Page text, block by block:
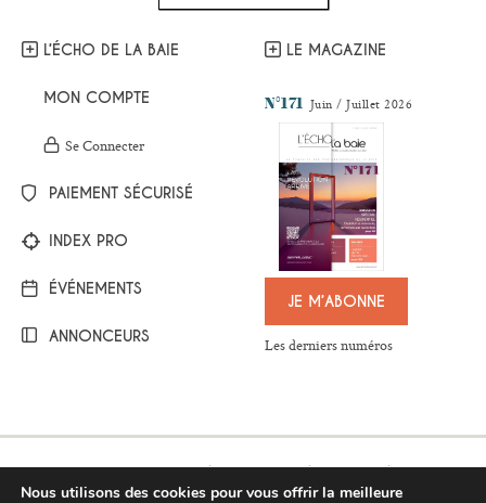
L’ÉCHO DE LA BAIE
MON COMPTE
Se Connecter
PAIEMENT SÉCURISÉ
INDEX PRO
ÉVÉNEMENTS
ANNONCEURS
LE MAGAZINE
N°171 Juin / Juillet 2026
JE M’ABONNE
Les derniers numéros
Mentions légales Plan du site
Contact
Respect de la vie privée
Conditions générales de vente
Nous utilisons des cookies pour vous offrir la meilleure